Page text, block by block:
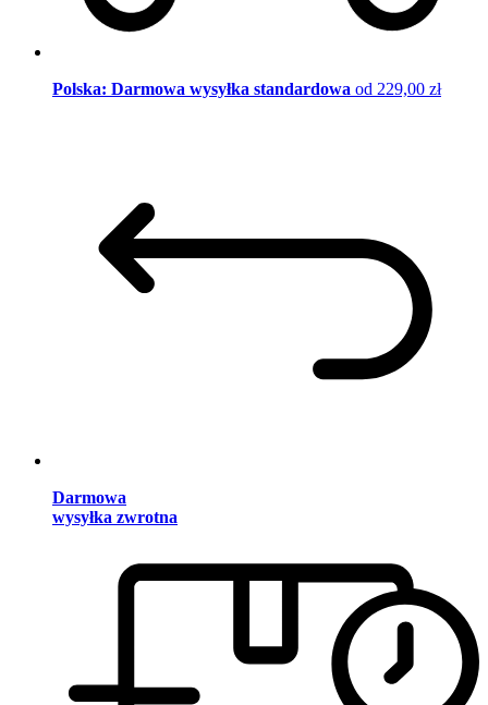
Polska: Darmowa wysyłka standardowa od 229,00 zł
Darmowa
wysyłka zwrotna